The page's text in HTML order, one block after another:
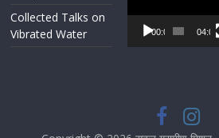
Collected Talks on
Vibrated Water
Player
00:00 04:07